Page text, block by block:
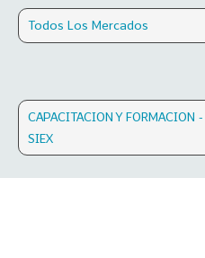
Todos Los Mercados
CAPACITACION Y FORMACION -
SIEX